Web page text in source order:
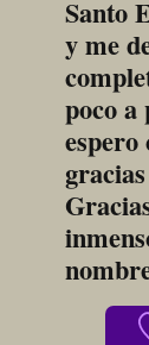
Santo
y me
poco a
espero